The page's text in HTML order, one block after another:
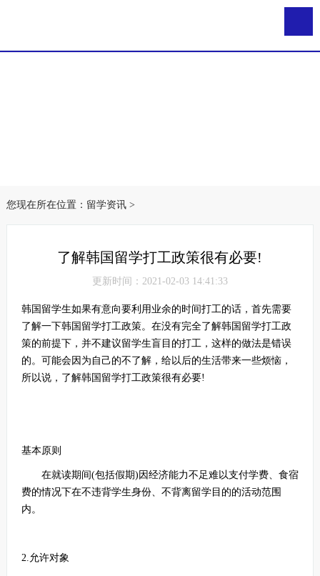
您现在所在位置： 留学资讯>
了解韩国留学打工政策很有必要!
更新时间：2021-02-03 14:41:33
韩国留学生如果有意向要利用业余的时间打工的话，首先需要
了解一下韩国留学打工政策。在没有完全了解韩国留学打工政
策的前提下，并不建议留学生盲目的打工，这样的做法是错误
的。可能会因为自己的不了解，给以后的生活带来一些烦恼，
所以说，了解韩国留学打工政策很有必要!
基本原则
在就读期间(包括假期)因经济能力不足难以支付学费、食宿
费的情况下在不违背学生身份、不背离留学目的的活动范围
内。
2.允许对象